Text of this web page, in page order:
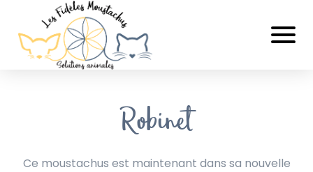
Robinet
Ce moustachus est maintenant dans sa nouvelle